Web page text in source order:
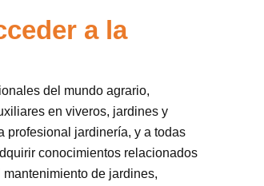
a la
del mundo agrario,
en viveros, jardines y
profesional jardinería, y a todas
conocimientos relacionados
de jardines,